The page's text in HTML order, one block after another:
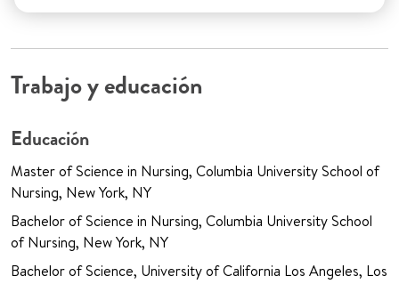
Trabajo y educación
Educación
Master of Science in Nursing, Columbia University School of
Nursing, New York, NY
Bachelor of Science in Nursing, Columbia University School
of Nursing, New York, NY
Bachelor of Science, University of California Los Angeles, Los